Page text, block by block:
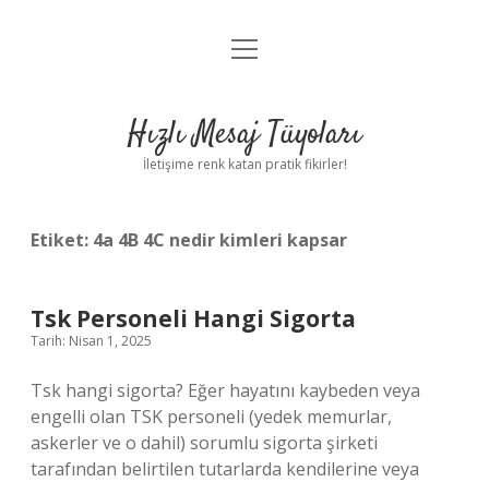
Anasayfa
Yasal Uyarı
menüyü
Hızlı Mesaj Tüyoları
İletişime renk katan pratik fikirler!
Etiket: 4a 4B 4C nedir kimleri kapsar
Tsk Personeli Hangi Sigorta
Tarih: Nisan 1, 2025
Tsk hangi sigorta? Eğer hayatını kaybeden veya
engelli olan TSK personeli (yedek memurlar,
askerler ve o dahil) sorumlu sigorta şirketi
tarafından belirtilen tutarlarda kendilerine veya